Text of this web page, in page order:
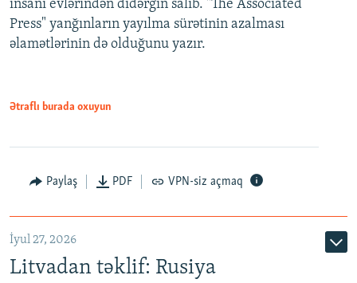
insanı evlərindən didərgin salıb. "The Associated
Press" yanğınların yayılma sürətinin azalması
əlamətlərinin də olduğunu yazır.
Ətraflı burada oxuyun
Paylaş PDF VPN-siz açmaq
İyul 27, 2026
Litvadan təklif: Rusiya